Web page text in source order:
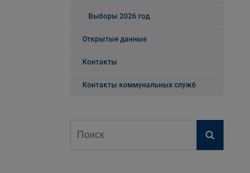
Выборы 2026 год
Открытые данные
Контакты
Контакты коммунальных служб